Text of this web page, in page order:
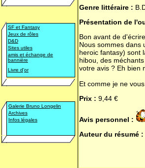
SF et Fantasy
Jeux de rôles
D&D
Sites utiles
amis et échange de
bannière
Livre d'or
Galerie Bruno Longelin
Archives
Infos légales
Genre littéraire :
Présentation de
Bon avant de
Nous sommes dans
heroic fantasy) sont
hibou, des
votre avis ? Eh bien
Et comme je ne
Prix : 9,44 €
Avis personnel :
Auteur du résumé :